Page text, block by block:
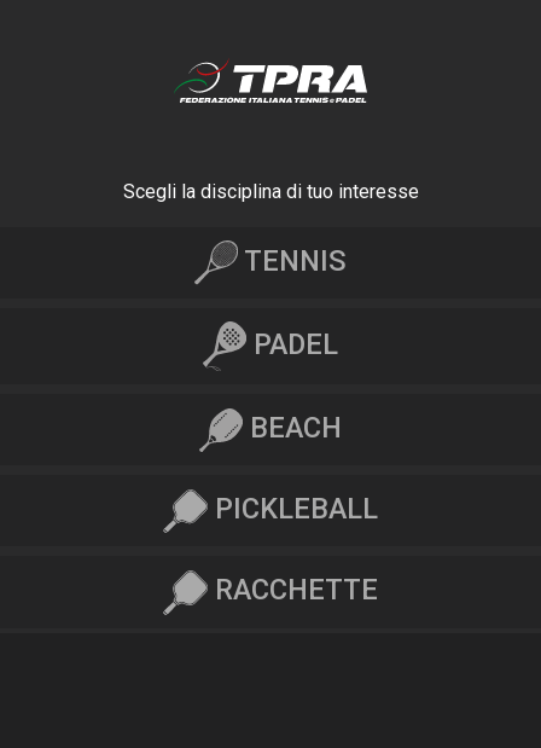
Scegli la disciplina di tuo interesse
TENNIS
PADEL
BEACH
PICKLEBALL
RACCHETTE